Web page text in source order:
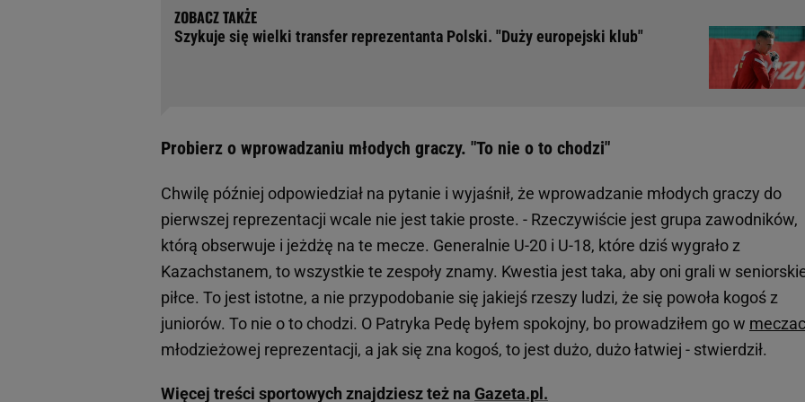
Szykuje się wielki transfer reprezentanta Polski. "Duży europejski klub"
Probierz o wprowadzaniu młodych graczy. "To nie o to chodzi"
Chwilę później odpowiedział na pytanie i wyjaśnił, że wprowadzanie młodych graczy do
pierwszej reprezentacji wcale nie jest takie proste. - Rzeczywiście jest grupa zawodników,
którą obserwuje i jeżdżę na te mecze. Generalnie U-20 i U-18, które dziś wygrało z
Kazachstanem, to wszystkie te zespoły znamy. Kwestia jest taka, aby oni grali w
piłce. To jest istotne, a nie przypodobanie się jakiejś rzeszy ludzi, że się powoła kogoś z
juniorów. To nie o to chodzi. O Patryka Pedę byłem spokojny, bo prowadziłem go w
młodzieżowej reprezentacji, a jak się zna kogoś, to jest dużo, dużo łatwiej - stwierdził.
Więcej treści sportowych znajdziesz też na Gazeta.pl.